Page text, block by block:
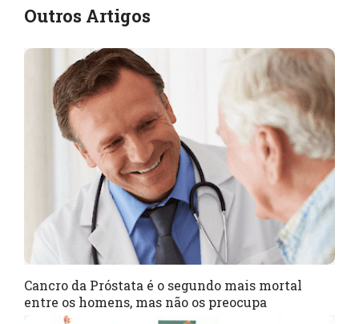
Outros Artigos
Cancro da Próstata é o segundo mais mortal
entre os homens, mas não os preocupa